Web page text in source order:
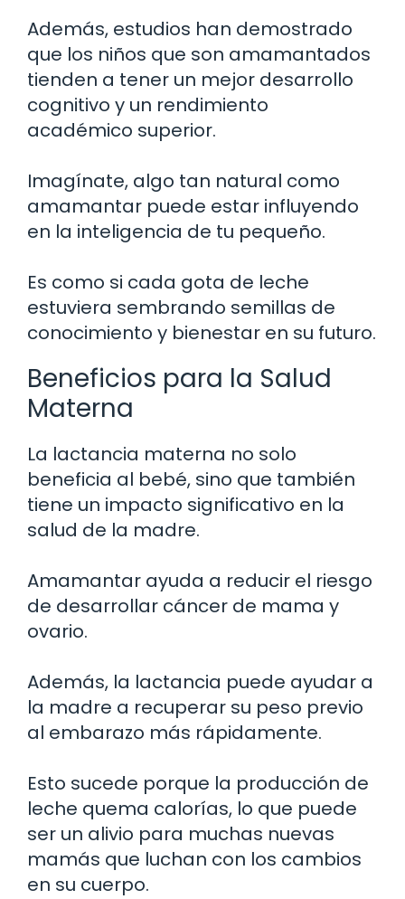
Además, estudios han demostrado
que los niños que son amamantados
tienden a tener un mejor desarrollo
cognitivo y un rendimiento
académico superior.
Imagínate, algo tan natural como
amamantar puede estar influyendo
en la inteligencia de tu pequeño.
Es como si cada gota de leche
estuviera sembrando semillas de
conocimiento y bienestar en su futuro.
Beneficios para la Salud
Materna
La lactancia materna no solo
beneficia al bebé, sino que también
tiene un impacto significativo en la
salud de la madre.
Amamantar ayuda a reducir el riesgo
de desarrollar cáncer de mama y
ovario.
Además, la lactancia puede ayudar a
la madre a recuperar su peso previo
al embarazo más rápidamente.
Esto sucede porque la producción de
leche quema calorías, lo que puede
ser un alivio para muchas nuevas
mamás que luchan con los cambios
en su cuerpo.